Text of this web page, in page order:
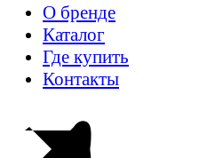
О бренде
Каталог
Где купить
Контакты